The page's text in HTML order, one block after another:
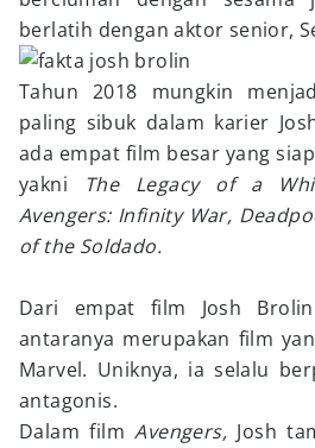
berlatih dengan aktor senior,
Tahun 2018 mungkin
paling sibuk dalam karier
ada empat film besar yang
yakni The Legacy of a
Avengers: Infinity War,
of the Soldado.
Dari empat film Josh
antaranya merupakan film
Marvel. Uniknya, ia selalu
antagonis.
Dalam filmAvengers,Josh